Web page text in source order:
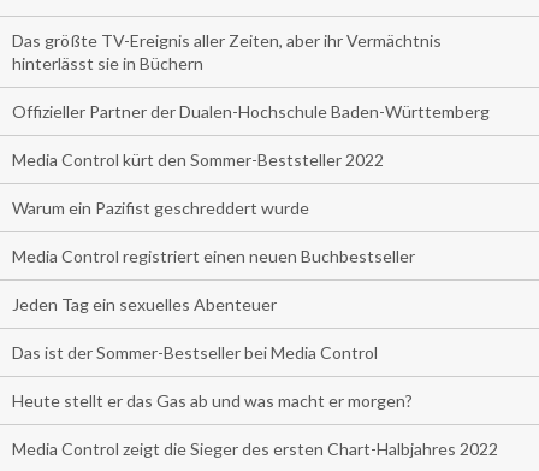
Das größte TV-Ereignis aller Zeiten, aber ihr Vermächtnis
hinterlässt sie in Büchern
Offizieller Partner der Dualen-Hochschule Baden-Württemberg
Media Control kürt den Sommer-Beststeller 2022
Warum ein Pazifist geschreddert wurde
Media Control registriert einen neuen Buchbestseller
Jeden Tag ein sexuelles Abenteuer
Das ist der Sommer-Bestseller bei Media Control
Heute stellt er das Gas ab und was macht er morgen?
Media Control zeigt die Sieger des ersten Chart-Halbjahres 2022